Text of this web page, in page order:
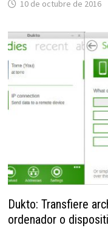
10 de octubre de 2016
Dukto: Transfiere
ordenador o